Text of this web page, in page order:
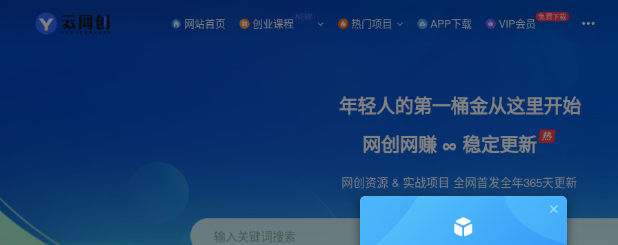
网站首页 创业课程 NEW 热门项目 APP下载 VIP会员 免费下载
年轻人的第一桶金从这里开始
网创网赚 ∞ 稳定更新
网创资源 & 实战项目 全网首发全年365天更新
输入关键词搜索